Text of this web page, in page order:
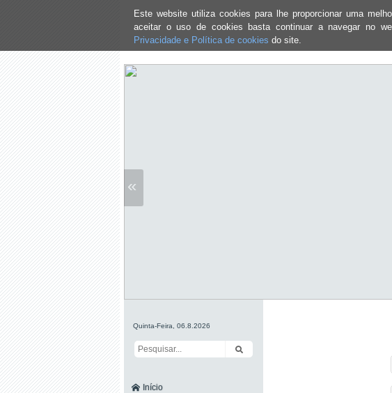
Este website utiliza cookies para lhe proporcionar uma
aceitar o uso de cookies basta continuar a navegar no
Privacidade e Política de cookies do site.
«
Quinta-Feira, 06.8.2026
Início